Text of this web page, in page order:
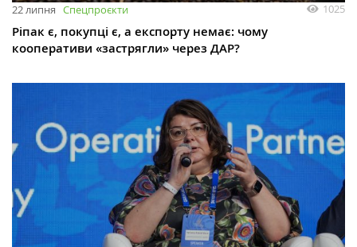
22 липня Спецпроєкти 1025
Ріпак є, покупці є, а експорту немає: чому
кооперативи «застрягли» через ДАР?